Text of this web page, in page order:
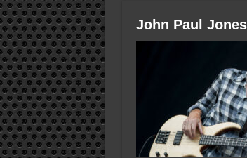
John Paul